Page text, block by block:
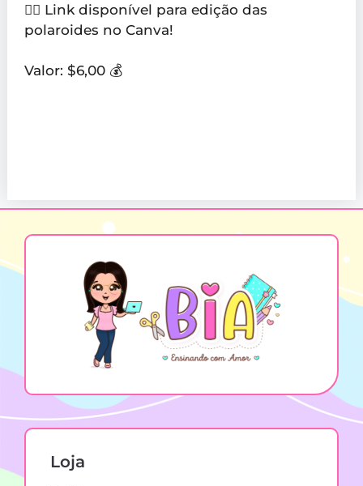
👉🏼 Link disponível para edição das
polaroides no Canva!
Valor: $6,00 💰
Loja